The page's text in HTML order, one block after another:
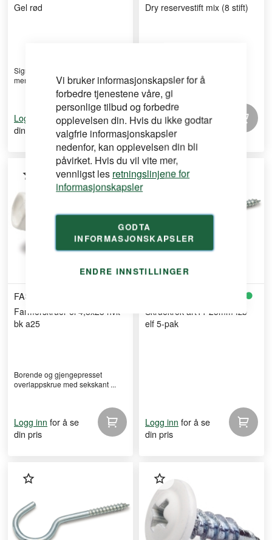
Vi bruker informasjonskapsler for å
forbedre tjenestene våre, gi
personlige tilbud og forbedre
opplevelsen din. Hvis du ikke godtar
valgfrie informasjonskapsler
nedenfor, kan opplevelsen din bli
påvirket. Hvis du vil vite mer,
vennligst les retningslinjene for
informasjonskapsler
GODTA
INFORMASJONSKAPSLER
ENDRE INNSTILLINGER
Gel rød
Signalrød gelstift for tydelig
merking på betong, s ...
Logg inn
for å se
din pris
Dry reservestift mix (8 stift)
mekanisk skrivestift, m ...
Logg inn for å se
din pris
FAST
Farmerskruer ol 4,8x23 hvit
bk a25
Borende og gjengepresset
overlappskrue med sekskant ...
Logg inn for å se
din pris
Skruekrok art11 25mm fzb
elf 5-pak
Logg inn for å se
din pris